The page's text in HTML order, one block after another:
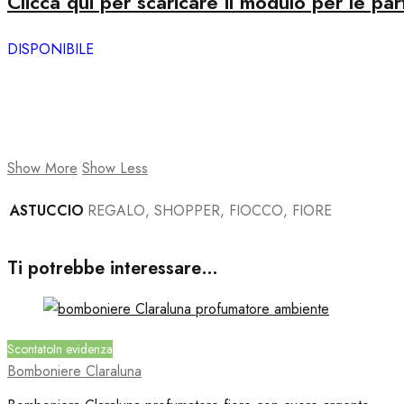
DISPONIBILE
Show More Show Less
ASTUCCIO REGALO, SHOPPER, FIOCCO, FIORE
Ti potrebbe interessare…
ScontatoIn evidenza
Bomboniere Claraluna